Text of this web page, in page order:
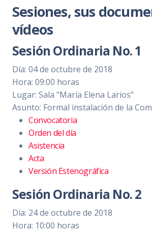
Sesiones, sus
vídeos
Sesión Ordinaria No. 1
Día: 04 de octubre de 2018
Hora: 09:00 horas
Lugar: Sala "María Elena Larios"
Asunto: Formal instalación de la
Convocatoria
Orden del día
Asistencia
Acta
Versión Estenográfica
Sesión Ordinaria No. 2
Día: 24 de octubre de 2018
Hora: 10:00 horas